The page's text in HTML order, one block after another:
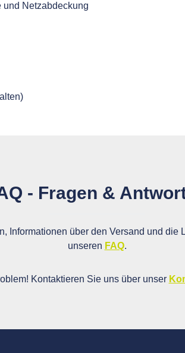
und Netzabdeckung
- Fragen &
Informationen über den Versand und
unseren FAQ.
Kontaktieren Sie uns über unser